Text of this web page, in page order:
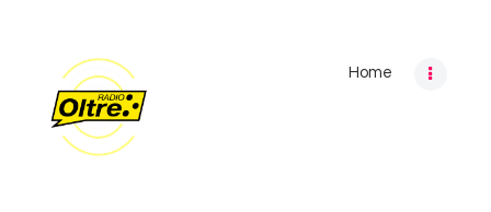
Home
Home